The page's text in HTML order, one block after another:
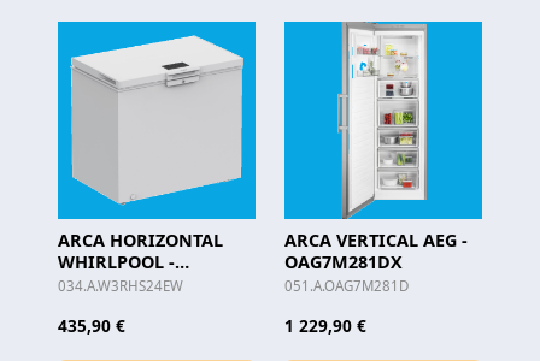
ARCA HORIZONTAL
WHIRLPOOL -
W3RHS24EW
034.A.W3RHS24EW
435,90 €
ARCA VERTICAL AEG -
OAG7M281DX
051.A.OAG7M281D
1 229,90 €